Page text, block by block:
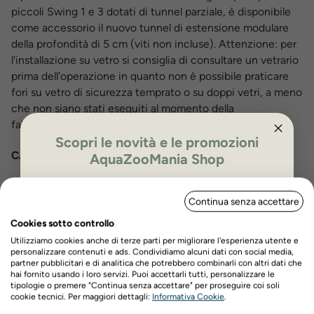
piccoli Swing 1 e 3 dotati di tunnel parziale, è disponibile
come accessorio il nuovo tunnel di estensione modulare
della profondità di 5 cm (viti non incluse). Attenzione: per
l'installazione su vetro si consiglia di consultare un vetrario
prima dell'operazione in quanto non è possibile praticare
fori su vetro di sicurezza temprato o su doppi vetri, a meno
che non siano stati eseguiti al momento della
fabbricazione.
CARATTERISTICHE:
Installazione universale su qualsiasi tipo di materiale
Sei misure per gatti e cani di tutte le taglie
Modelli Swing 1, 3, 5 per gatti e cagnolini
Modello Swing 7 per gatti
Modelli Swing 9, 11 e 15 per cani o gatti grandi
Continua senza accettare
Cookies sotto controllo
Utilizziamo cookies anche di terze parti per migliorare l'esperienza utente e
personalizzare contenuti e ads. Condividiamo alcuni dati con social media,
partner pubblicitari e di analitica che potrebbero combinarli con altri dati che
hai fornito usando i loro servizi. Puoi accettarli tutti, personalizzare le
tipologie o premere "Continua senza accettare" per proseguire coi soli
cookie tecnici. Per maggiori dettagli: Informativa Cookie.
Scopri le novità e le promozioni
AquaZooMania Shop
ISCRIVITI PER OTTENERE IL 5%
DI SCONTO
Nome Cognome